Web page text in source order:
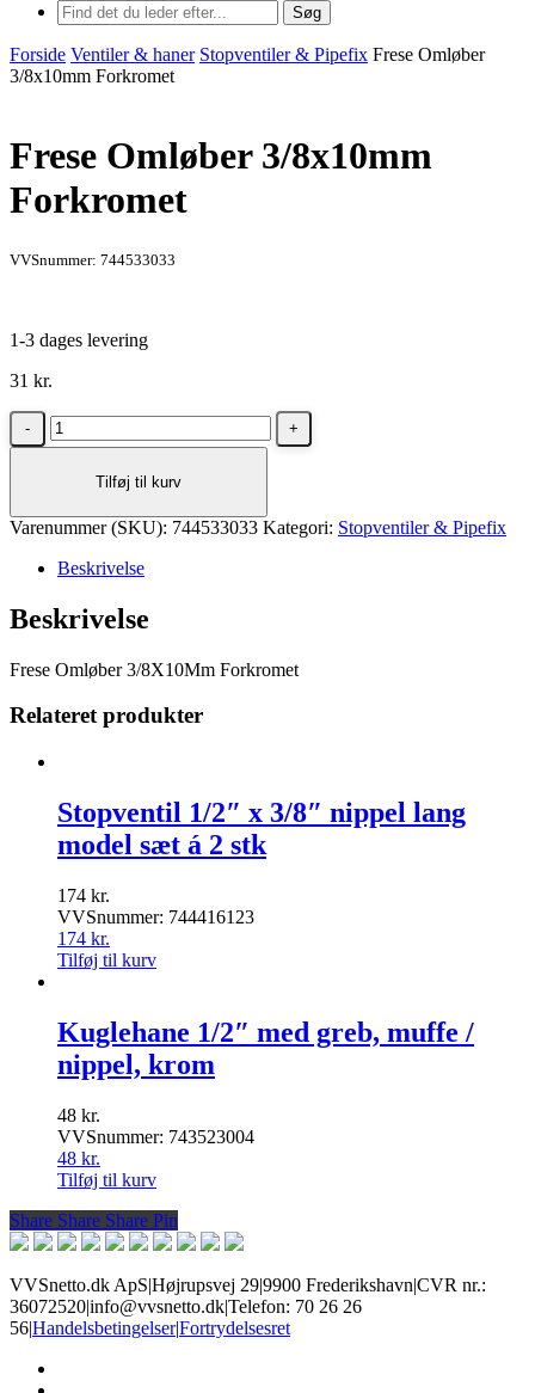
Søg
Forside Ventiler & haner Stopventiler & Pipefix Frese Omløber
3/8x10mm Forkromet
Frese Omløber 3/8x10mm
Forkromet
VVSnummer: 744533033
1-3 dages levering
31 kr.
Frese
Omløber
ForkrometTilføj til kurv
Varenummer (SKU): 744533033 Kategori: Stopventiler & Pipefix
Beskrivelse
Beskrivelse
Frese Omløber 3/8X10Mm Forkromet
Relateret produkter
Stopventil 1/2″ x 3/8″ nippel lang
model sæt á 2 stk
174 kr.
VVSnummer: 744416123
174 kr.
Tilføj til kurv
Kuglehane 1/2″ med greb, muffe /
nippel, krom
48 kr.
VVSnummer: 743523004
48 kr.
Tilføj til kurv
Share
Share Share Share Pin
VVSnetto.dk ApS|Højrupsvej 29|9900 Frederikshavn|CVR nr.:
36072520|info@vvsnetto.dk|Telefon: 70 26 26
56|Handelsbetingelser|Fortrydelsesret